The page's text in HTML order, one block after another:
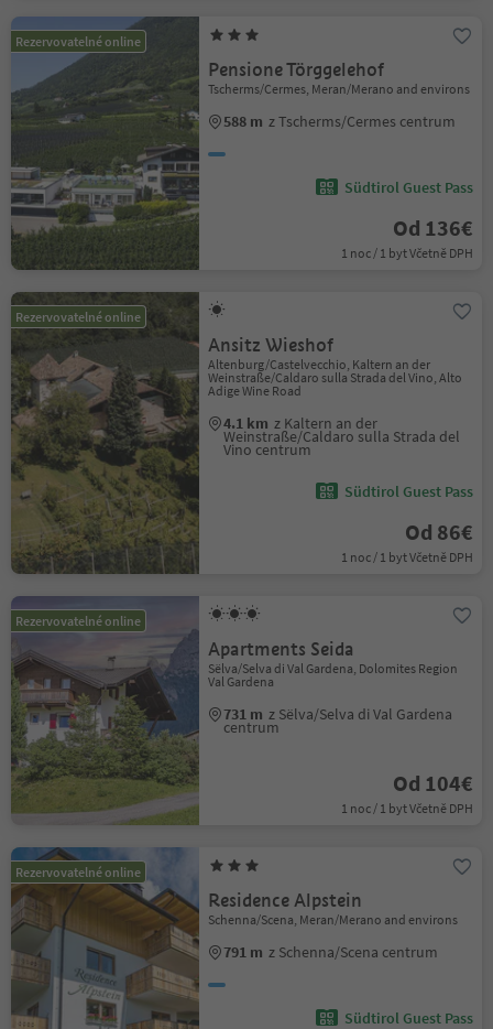
Rezervovatelné online
Pensione Törggelehof
Tscherms/Cermes, Meran/Merano and environs
588 m z Tscherms/Cermes centrum
Südtirol Guest Pass
Od 136€
1 noc / 1 byt Včetně DPH
Rezervovatelné online
Ansitz Wieshof
Altenburg/Castelvecchio, Kaltern an der
Weinstraße/Caldaro sulla Strada del Vino, Alto
Adige Wine Road
4.1 km z Kaltern an der
Weinstraße/Caldaro sulla Strada del
Vino centrum
Südtirol Guest Pass
Od 86€
1 noc / 1 byt Včetně DPH
Rezervovatelné online
Apartments Seida
Sëlva/Selva di Val Gardena, Dolomites Region
Val Gardena
731 m z Sëlva/Selva di Val Gardena
centrum
Od 104€
1 noc / 1 byt Včetně DPH
Rezervovatelné online
Residence Alpstein
Schenna/Scena, Meran/Merano and environs
791 m z Schenna/Scena centrum
Südtirol Guest Pass